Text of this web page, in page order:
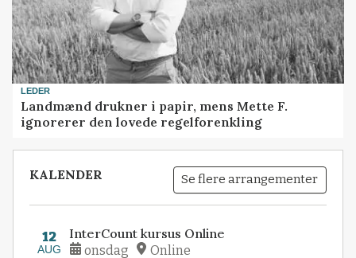
LEDER
Landmænd drukner i papir, mens Mette F.
ignorerer den lovede regelforenkling
KALENDER Se flere arrangementer
12
AUG
InterCount kursus Online
onsdag Online